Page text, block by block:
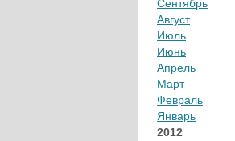
Сентябрь
Август
Июль
Июнь
Апрель
Март
Февраль
Январь
2012